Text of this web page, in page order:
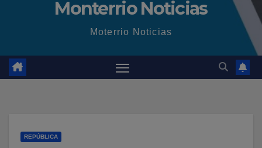
Monterrio Noticias
Moterrio Noticias
REPÚBLICA